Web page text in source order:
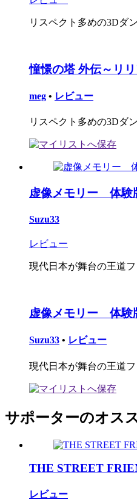
リスペクト多めの3Dダ
憧憬の塔 外伝～リ
meg • レビュー
リスペクト多めの3Dダ
虚像メモリー 体験
Suzu33
レビュー
現代日本が舞台の王道
虚像メモリー 体験
Suzu33 • レビュー
現代日本が舞台の王道
サポーターのオス
THE STREET
レビュー